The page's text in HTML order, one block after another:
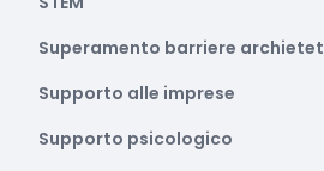
Superamento barriere
Supporto alle imprese
Supporto psicologico